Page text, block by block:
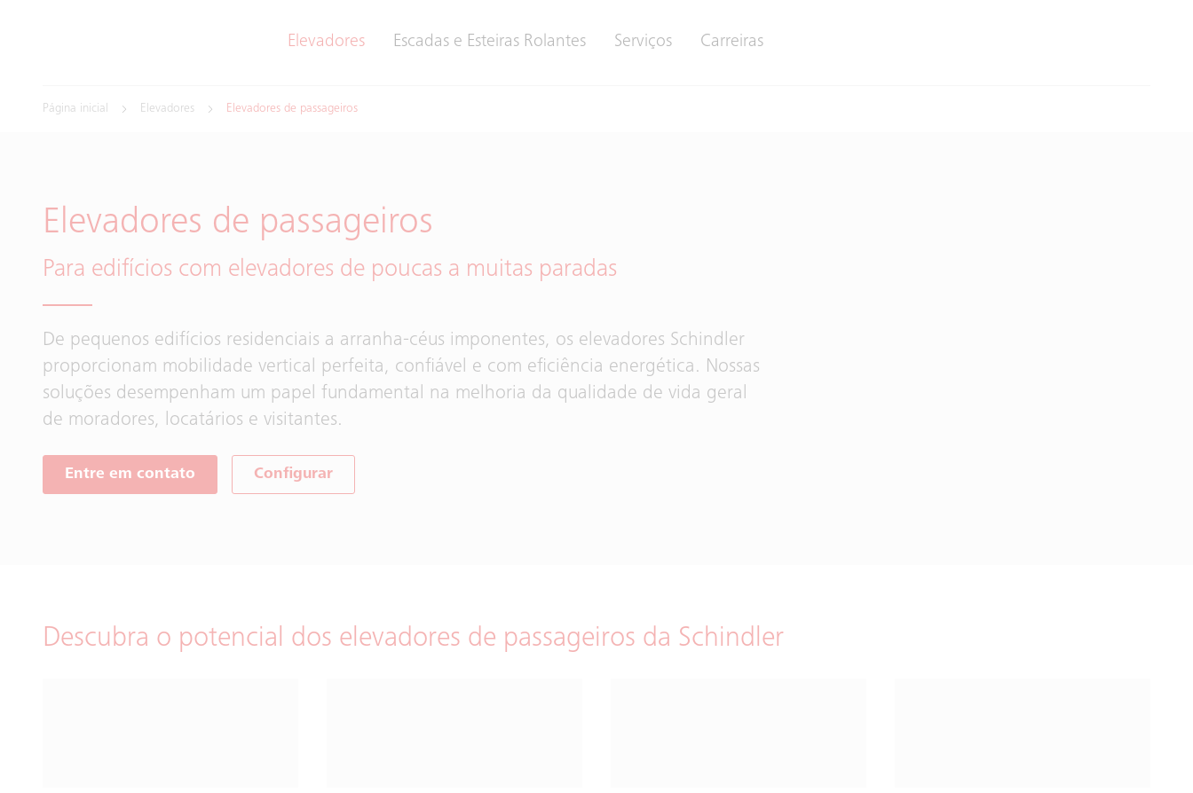
Elevadores Escadas e Esteiras Rolantes Serviços Carreiras
Página inicial Elevadores Elevadores de passageiros
Elevadores de passageiros
Para edifícios com elevadores de poucas a muitas paradas
De pequenos edifícios residenciais a arranha-céus imponentes, os elevadores Schindler
proporcionam mobilidade vertical perfeita, confiável e com eficiência energética. Nossas
soluções desempenham um papel fundamental na melhoria da qualidade de vida geral
de moradores, locatários e visitantes.
Entre em contato Configurar
Descubra o potencial dos elevadores de passageiros da Schindler